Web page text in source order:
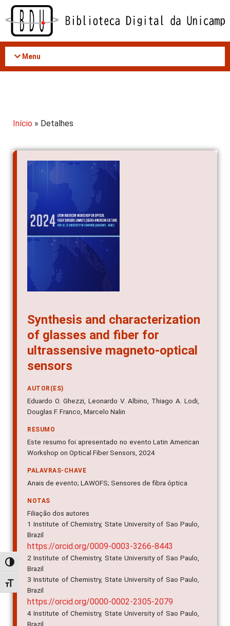
Acessar
conteúdo
Alternar alto contraste
Alternar tamanho da fonte
Menu
Início » Detalhes
Synthesis and characterization
of glasses and fiber for
ultrassensive magneto-optical
sensors
AUTOR(ES)
Eduardo O. Ghezzi, Leonardo V. Albino, Thiago A. Lodi,
Douglas F. Franco, Marcelo Nalin
RESUMO
Este resumo foi apresentado no evento Latin American
Workshop on Optical Fiber Sensors, 2024
PALAVRAS-CHAVE
Anais de evento; LAWOFS; Sensores de fibra óptica
NOTAS
Filiação dos autores
1 Institute of Chemistry, State University of Sao Paulo,
Brazil
https://orcid.org/0009-0003-3266-8443
2 Institute of Chemistry, State University of Sao Paulo,
Brazil
3 Institute of Chemistry, State University of Sao Paulo,
Brazil
https://orcid.org/0000-0002-2305-2079
4 Institute of Chemistry, State University of Sao Paulo,
Brazil